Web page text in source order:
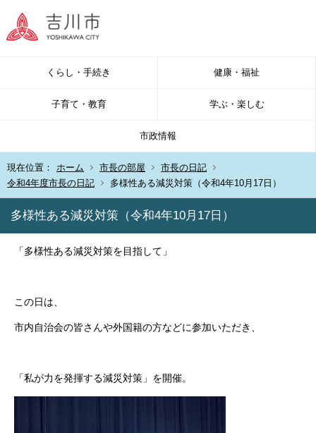
くらし・手続き 健康・福祉
子育て・教育 学ぶ・楽しむ
市政情報
現在位置： ホーム 市長の部屋
市長の日記
令和4年度市長の日記
多様性ある減災対策（令和4年10月17日）
多様性ある減災対策（令和4年10月17日）
「多様性ある減災対策を目指して」
この日は、
市内自治会の皆さんや外国籍の方などに参加いただき、
「私が力を発揮する減災対策」を開催。